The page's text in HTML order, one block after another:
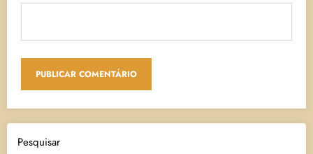
Pesquisar